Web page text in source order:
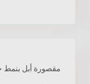
مقصورة أبل بنمط